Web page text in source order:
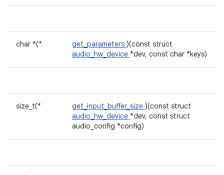
char *(* get_parameters )(const struct
audio_hw_device *dev, const char *keys)
size_t(* get_input_buffer_size )(const struct
audio_hw_device *dev, const struct
audio_config *config)